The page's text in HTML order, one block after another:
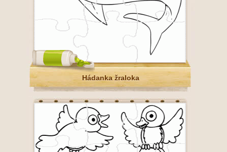
Hádanka žraloka